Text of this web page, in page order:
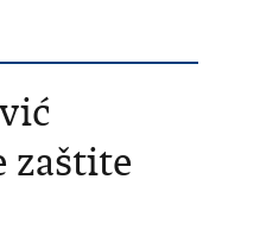
zaštite